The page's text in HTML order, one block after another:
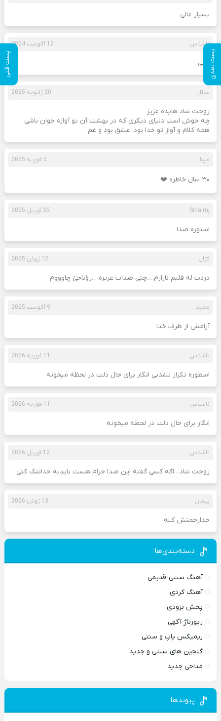
پست بعدی پست قبلی
بسیار عالی
ناشناس 12 آگوست 2024
عالی
سالار 20 ژانویه 2025
روحت شاد هایده عزیز
چه خوش است دنیای دیگری که در بهشت آن تو آوازه خوان باشی
همه کلام و آواز تو خدا بود، عشق بود و غم.
مینا 5 فوریه 2025
۳۰ سال خاطره ❤️
Sina.mj 25 آوریل 2025
استوره صدا
کژال 12 ژوئن 2025
دردت له قلبم نازارم….چنی صدات عزیزه….رؤناحئ چاوووم
مجید 9 آگوست 2025
آرامش از طرف خدا
ناشناس 11 فوریه 2026
اسطوره تکرار نشدنی انگار برای حال دلت در لحظه میخونه
ناشناس 11 فوریه 2026
انگار برای حال دلت در لحظه میخونه
ناشناس 12 آوریل 2026
روحت شاد…اگه کسی گفته این صدا حرام هست بایدبه خداشک کنی
پیمان 13 ژوئن 2026
خدارحمتش کنه
دسته‌بندی‌ها
آهنگ سنتی-قدیمی
آهنگ کردی
پخش بزودی
رپورتاژ آگهی
ریمیکس پاپ و سنتی
گلچین های سنتی و جدید
مداحی جدید
پیوندها